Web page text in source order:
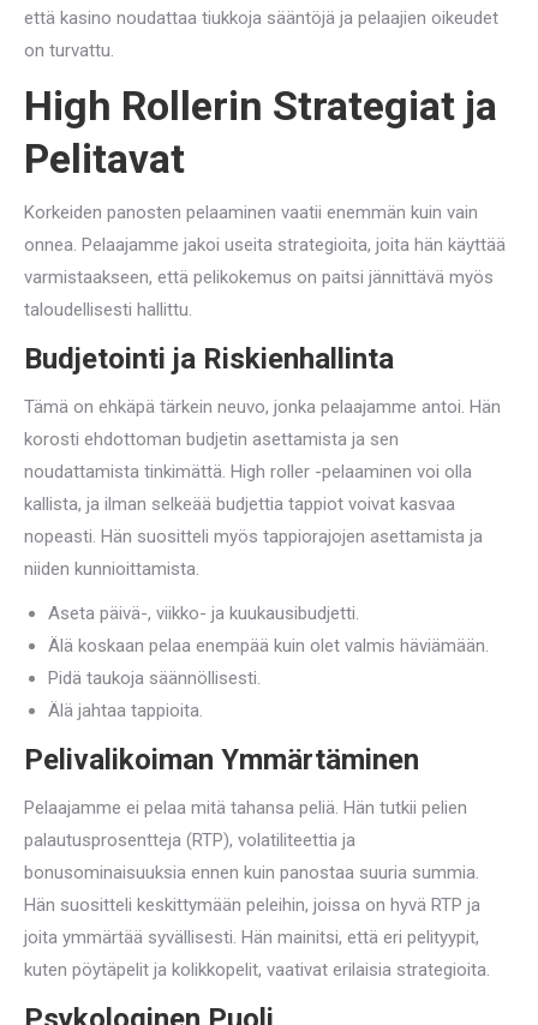
että kasino noudattaa tiukkoja sääntöjä ja pelaajien oikeudet
on turvattu.
High Rollerin Strategiat ja
Pelitavat
Korkeiden panosten pelaaminen vaatii enemmän kuin vain
onnea. Pelaajamme jakoi useita strategioita, joita hän käyttää
varmistaakseen, että pelikokemus on paitsi jännittävä myös
taloudellisesti hallittu.
Budjetointi ja Riskienhallinta
Tämä on ehkäpä tärkein neuvo, jonka pelaajamme antoi. Hän
korosti ehdottoman budjetin asettamista ja sen
noudattamista tinkimättä. High roller -pelaaminen voi olla
kallista, ja ilman selkeää budjettia tappiot voivat kasvaa
nopeasti. Hän suositteli myös tappiorajojen asettamista ja
niiden kunnioittamista.
Aseta päivä-, viikko- ja kuukausibudjetti.
Älä koskaan pelaa enempää kuin olet valmis häviämään.
Pidä taukoja säännöllisesti.
Älä jahtaa tappioita.
Pelivalikoiman Ymmärtäminen
Pelaajamme ei pelaa mitä tahansa peliä. Hän tutkii pelien
palautusprosentteja (RTP), volatiliteettia ja
bonusominaisuuksia ennen kuin panostaa suuria summia.
Hän suositteli keskittymään peleihin, joissa on hyvä RTP ja
joita ymmärtää syvällisesti. Hän mainitsi, että eri pelityypit,
kuten pöytäpelit ja kolikkopelit, vaativat erilaisia strategioita.